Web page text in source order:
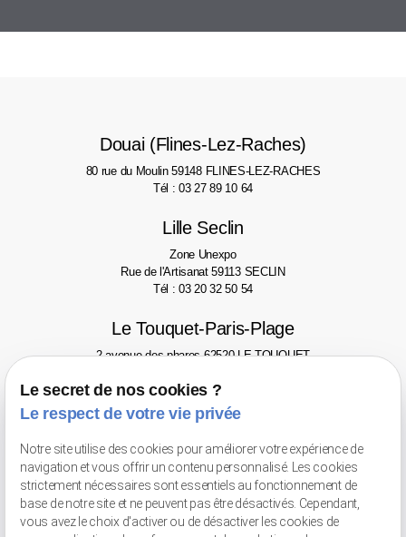
Douai (Flines-Lez-Raches)
80 rue du Moulin59148 FLINES-LEZ-RACHES
Tél : 03 27 89 10 64
Lille Seclin
Zone Unexpo
Rue de l'Artisanat59113 SECLIN
Tél : 03 20 32 50 54
Le Touquet-Paris-Plage
2 avenue des phares62520 LE TOUQUET
Valenciennes
Tél : 03 66 20 02 52
Retrait de marchandises
56 bis rue Jean-Chemin59148 FLINES-LEZ-RACHES
Le secret de nos cookies ?
Le respect de votre vie privée
Notre site utilise des cookies pour améliorer votre expérience de
navigation et vous offrir un contenu personnalisé. Les cookies
strictement nécessaires sont essentiels au fonctionnement de
base de notre site et ne peuvent pas être désactivés. Cependant,
vous avez le choix d'activer ou de désactiver les cookies de